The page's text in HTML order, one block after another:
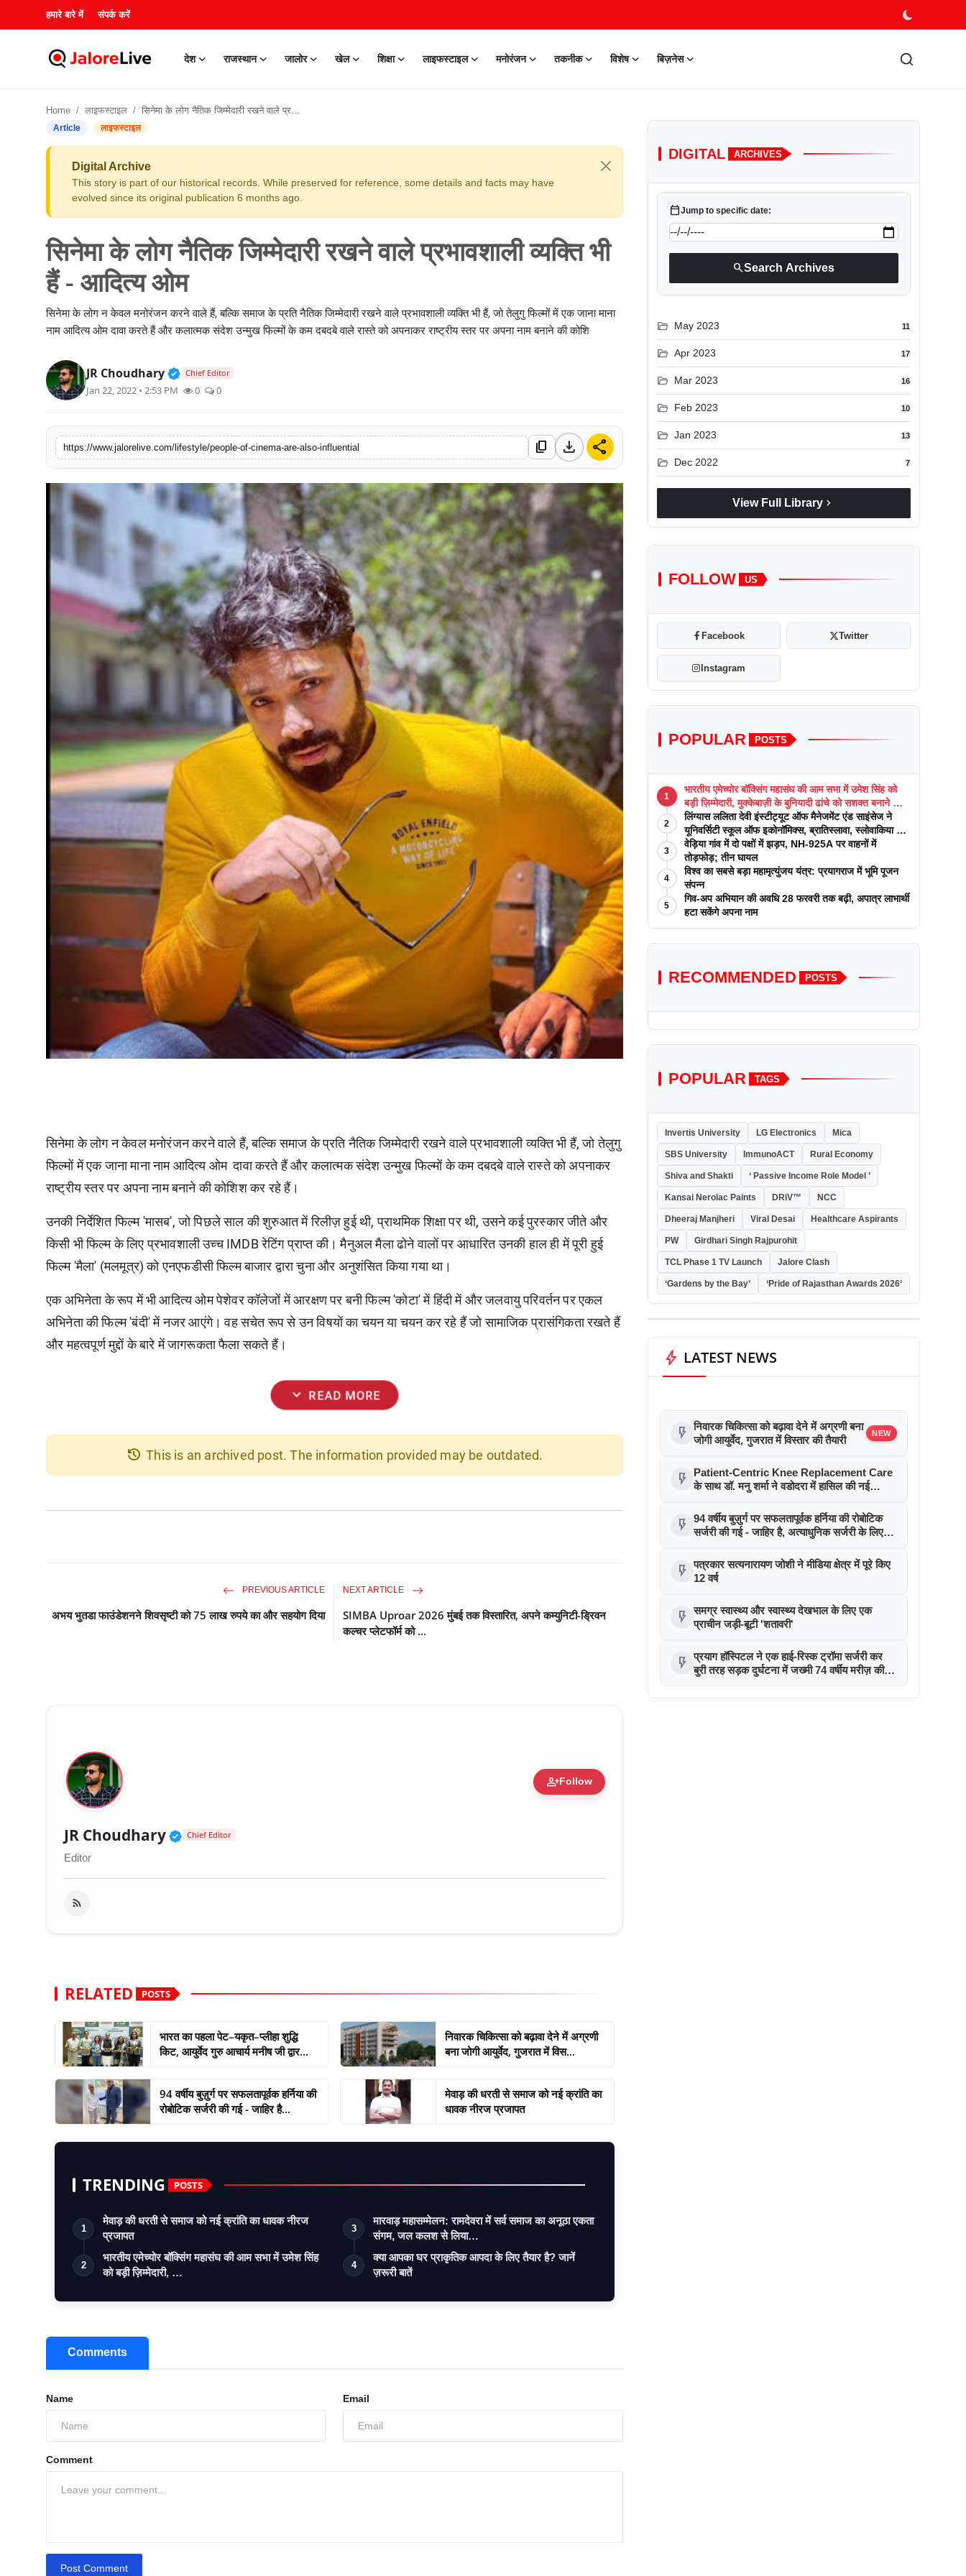
हमारे बारे में संपर्क करें
देश राजस्थान जालोर खेल शिक्षा लाइफस्टाइल मनोरंजन तकनीक विशेष बिज़नेस
लाइफस्टाइल
Home लाइफस्टाइल सिनेमा के लोग नैतिक जिम्मेदारी रखने वाले प्रभावशाली व्यक्ति भी हैं - आदित्य ओम
Article लाइफस्टाइल
Digital Archive
This story is part of our historical records. While preserved for reference, some details and facts may have
evolved since its original publication 6 months ago.
सिनेमा के लोग नैतिक जिम्मेदारी रखने वाले प्रभावशाली व्यक्ति भी
हैं - आदित्य ओम
सिनेमा के लोग न केवल मनोरंजन करने वाले हैं, बल्कि समाज के प्रति नैतिक जिम्मेदारी रखने वाले प्रभावशाली व्यक्ति भी हैं, जो तेलुगु फिल्मों में एक जाना माना
नाम आदित्य ओम दावा करते हैं और कलात्मक संदेश उन्मुख फिल्मों के कम दबदबे वाले रास्ते को अपनाकर राष्ट्रीय स्तर पर अपना नाम बनाने की कोशि
JR Choudhary Verified Public Figure • 30 Mar, 2026
Chief Editor
Jan 22, 2022 • 2:53 PM 0 0
https://www.jalorelive.com/lifestyle/people-of-cinema-are-also-influential content_copy download share
सिनेमा के लोग न केवल मनोरंजन करने वाले हैं, बल्कि समाज के प्रति नैतिक जिम्मेदारी रखने वाले प्रभावशाली व्यक्ति भी हैं, जो तेलुगु
फिल्मों में एक जाना माना नाम आदित्य ओम दावा करते हैं और कलात्मक संदेश उन्मुख फिल्मों के कम दबदबे वाले रास्ते को अपनाकर
राष्ट्रीय स्तर पर अपना नाम बनाने की कोशिश कर रहे हैं।
उनकी निर्देशित फिल्म 'मासब', जो पिछले साल की शुरुआत में रिलीज़ हुई थी, प्राथमिक शिक्षा पर थी, उसने कई पुरस्कार जीते और
किसी भी फिल्म के लिए प्रभावशाली उच्च IMDB रेटिंग प्राप्त की। मैनुअल मैला ढोने वालों पर आधारित उनकी हाल ही में पूरी हुई
फिल्म 'मैला' (मलमूत्र) को एनएफडीसी फिल्म बाजार द्वारा चुना और अनुशंसित किया गया था।
एक अभिनेता के रूप में भी आदित्य ओम पेशेवर कॉलेजों में आरक्षण पर बनी फिल्म 'कोटा' में हिंदी में और जलवायु परिवर्तन पर एकल
अभिनेता की फिल्म 'बंदी' में नजर आएंगे। वह सचेत रूप से उन विषयों का चयन या चयन कर रहे हैं जो सामाजिक प्रासंगिकता रखते हैं
और महत्वपूर्ण मुद्दों के बारे में जागरूकता फैला सकते हैं।
expand_more READ MORE
history This is an archived post. The information provided may be outdated.
PREVIOUS ARTICLE
अभय भुतडा फाउंडेशनने शिवसृष्टी को 75 लाख रुपये का और सहयोग दिया
NEXT ARTICLE
SIMBA Uproar 2026 मुंबई तक विस्तारित, अपने कम्युनिटी-ड्रिवन
कल्चर प्लेटफॉर्म को ...
person_addFollow
JR Choudhary Verified Public Figure • 30 Mar, 2026
Chief Editor
Editor
RELATED POSTS
भारत का पहला पेट–यकृत–प्लीहा शुद्धि
किट, आयुर्वेद गुरु आचार्य मनीष जी द्वार...
निवारक चिकित्सा को बढ़ावा देने में अग्रणी
बना जोगी आयुर्वेद, गुजरात में विस...
94 वर्षीय बुज़ुर्ग पर सफलतापूर्वक हर्निया की
रोबोटिक सर्जरी की गई - जाहिर है...
मेवाड़ की धरती से समाज को नई क्रांति का
धावक नीरज प्रजापत
TRENDING POSTS
1
मेवाड़ की धरती से समाज को नई क्रांति का धावक नीरज
प्रजापत
2
भारतीय एमेच्योर बॉक्सिंग महासंघ की आम सभा में उमेश सिंह
को बड़ी ज़िम्मेदारी, …
3
मारवाड़ महासम्मेलन: रामदेवरा में सर्व समाज का अनूठा एकता
संगम, जल कलश से लिया…
4
क्या आपका घर प्राकृतिक आपदा के लिए तैयार है? जानें
ज़रूरी बातें
Comments
Name Email
Comment
Post Comment
DIGITAL ARCHIVES
calendar_todayJump to specific date:
searchSearch Archives
folder_open May 2023 11
folder_open Apr 2023 17
folder_open Mar 2023 16
folder_open Feb 2023 10
folder_open Jan 2023 13
folder_open Dec 2022 7
View Full Library chevron_right
FOLLOW US
Facebook Twitter
Instagram
POPULAR POSTS
1
भारतीय एमेच्योर बॉक्सिंग महासंघ की आम सभा में उमेश सिंह को
बड़ी ज़िम्मेदारी, मुक्केबाज़ी के बुनियादी ढांचे को सशक्त बनाने का
वादा
2
लिंग्यास ललिता देवी इंस्टीट्यूट ऑफ मैनेजमेंट एंड साइंसेज ने
यूनिवर्सिटी स्कूल ऑफ इकोनॉमिक्स, ब्रातिस्लावा, स्लोवाकिया के
साथ अकादमिक पत्रिकाओं में प्रकाशन रणनीतियों पर एक
दिवसीय कार्यशाला का आयोजन किया
3
वेड़िया गांव में दो पक्षों में झड़प, NH-925A पर वाहनों में
तोड़फोड़; तीन घायल
4
विश्व का सबसे बड़ा महामृत्युंजय यंत्र: प्रयागराज में भूमि पूजन
संपन्न
5
गिव-अप अभियान की अवधि 28 फरवरी तक बढ़ी, अपात्र लाभार्थी
हटा सकेंगे अपना नाम
RECOMMENDED POSTS
POPULAR TAGS
Invertis University LG Electronics Mica
SBS University ImmunoACT Rural Economy
Shiva and Shakti ‘ Passive Income Role Model ’
Kansai Nerolac Paints DRiV™ NCC
Dheeraj Manjheri Viral Desai Healthcare Aspirants
PW Girdhari Singh Rajpurohit
TCL Phase 1 TV Launch Jalore Clash
‘Gardens by the Bay’ ‘Pride of Rajasthan Awards 2026‘
bolt LATEST NEWS
flash_on निवारक चिकित्सा को बढ़ावा देने में अग्रणी बना
जोगी आयुर्वेद, गुजरात में विस्तार की तैयारी
NEW
flash_on
Patient-Centric Knee Replacement Care
के साथ डॉ. मनु शर्मा ने वडोदरा में हासिल की नई
flash_on 94 वर्षीय बुज़ुर्ग पर सफलतापूर्वक हर्निया की रोबोटिक
सर्जरी की गई - जाहिर है, अत्याधुनिक सर्जरी के लिए
flash_on पत्रकार सत्यनारायण जोशी ने मीडिया क्षेत्र में पूरे किए
12 वर्ष
flash_on समग्र स्वास्थ्य और स्वास्थ्य देखभाल के लिए एक
प्राचीन जड़ी-बूटी 'शतावरी'
flash_on प्रयाग हॉस्पिटल ने एक हाई-रिस्क ट्रॉमा सर्जरी कर
बुरी तरह सड़क दुर्घटना में जख्मी 74 वर्षीय मरीज़ की